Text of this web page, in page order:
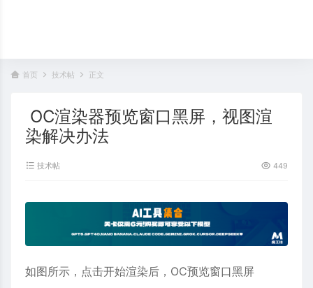
首页 技术帖 正文
OC渲染器预览窗口黑屏，视图渲
染解决办法
技术帖 449
如图所示，点击开始渲染后，OC预览窗口黑屏